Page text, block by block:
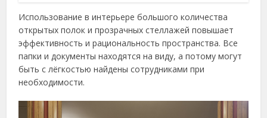
Использование в интерьере большого количества
открытых полок и прозрачных стеллажей повышает
эффективность и рациональность пространства. Все
папки и документы находятся на виду, а потому могут
быть с лёгкостью найдены сотрудниками при
необходимости.